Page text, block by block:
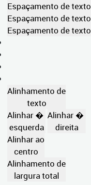
Espaçamento de texto
Espaçamento de texto
Espaçamento de texto
Alinhamento de
texto
Alinhar �
esquerda
Alinhar �
direita
Alinhar ao
centro
Alinhamento de
largura total